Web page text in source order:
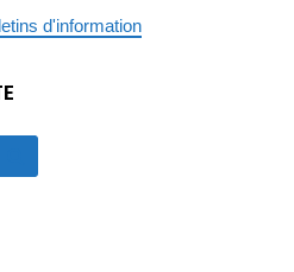
d'information